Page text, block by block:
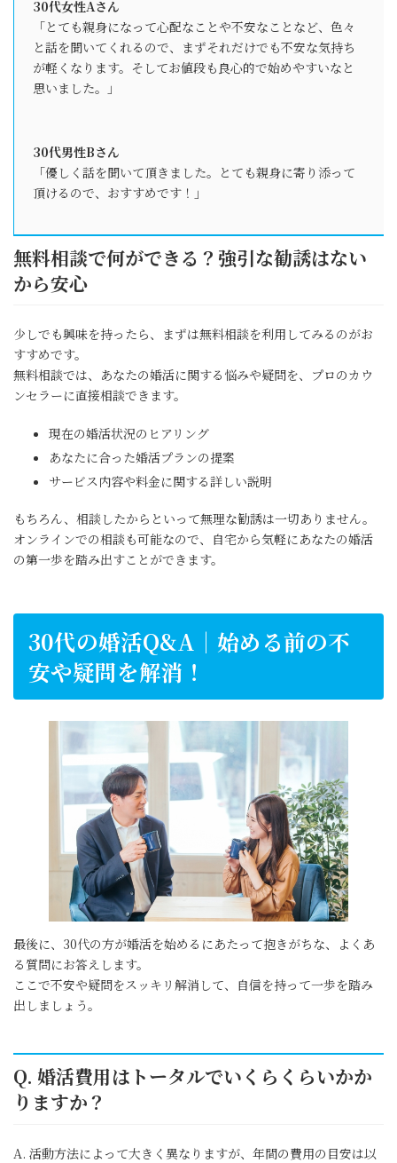
30代女性Aさん
「とても親身になって心配なことや不安なことなど、色々
と話を聞いてくれるので、まずそれだけでも不安な気持ち
が軽くなります。そしてお値段も良心的で始めやすいなと
思いました。」
30代男性Bさん
「優しく話を聞いて頂きました。とても親身に寄り添って
頂けるので、おすすめです！」
無料相談で何ができる？強引な勧誘はない
から安心
少しでも興味を持ったら、まずは無料相談を利用してみるのがお
すすめです。
無料相談では、あなたの婚活に関する悩みや疑問を、プロのカウ
ンセラーに直接相談できます。
現在の婚活状況のヒアリング
あなたに合った婚活プランの提案
サービス内容や料金に関する詳しい説明
もちろん、相談したからといって無理な勧誘は一切ありません。
オンラインでの相談も可能なので、自宅から気軽にあなたの婚活
の第一歩を踏み出すことができます。
30代の婚活Q&A｜始める前の不
安や疑問を解消！
最後に、30代の方が婚活を始めるにあたって抱きがちな、よくあ
る質問にお答えします。
ここで不安や疑問をスッキリ解消して、自信を持って一歩を踏み
出しましょう。
Q. 婚活費用はトータルでいくらくらいかか
りますか？
A. 活動方法によって大きく異なりますが、年間の費用の目安は以